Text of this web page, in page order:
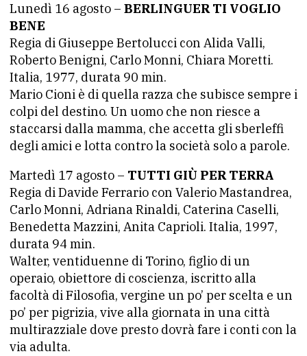
Lunedì 16 agosto – BERLINGUER TI VOGLIO
BENE
Regia di Giuseppe Bertolucci con Alida Valli,
Roberto Benigni, Carlo Monni, Chiara Moretti.
Italia, 1977, durata 90 min.
Mario Cioni è di quella razza che subisce sempre i
colpi del destino. Un uomo che non riesce a
staccarsi dalla mamma, che accetta gli sberleffi
degli amici e lotta contro la società solo a parole.
Martedì 17 agosto – TUTTI GIÙ PER TERRA
Regia di Davide Ferrario con Valerio Mastandrea,
Carlo Monni, Adriana Rinaldi, Caterina Caselli,
Benedetta Mazzini, Anita Caprioli. Italia, 1997,
durata 94 min.
Walter, ventiduenne di Torino, figlio di un
operaio, obiettore di coscienza, iscritto alla
facoltà di Filosofia, vergine un po’ per scelta e un
po’ per pigrizia, vive alla giornata in una città
multirazziale dove presto dovrà fare i conti con la
via adulta.